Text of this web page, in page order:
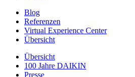
Blog
Referenzen
Virtual Experience Center
Übersicht
Übersicht
100 Jahre DAIKIN
Presse